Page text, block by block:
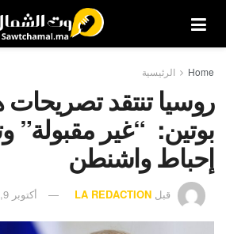
Home الرئيسية
روسيا تنتقد
بوتين: “غير
إحباط واشنطن
قبل LA REDACTION أكتوبر 9, 2024